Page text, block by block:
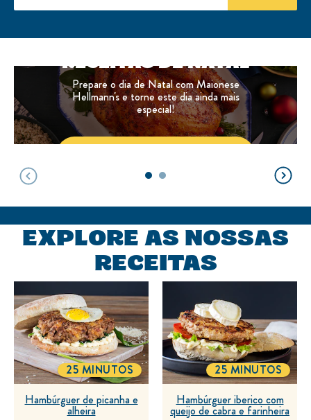
RECEITAS DE NATAL
Prepare o dia de Natal com Maionese
Hellmann's e torne este dia ainda mais
especial!
EXPLORE AS NOSSAS
RECEITAS
Hambúrguer de picanha e
alheira
TOTALTIME
25 MINUTOS
Hambúrguer iberico com
queijo de cabra e farinheira
TOTALTIME
25 MINUTOS